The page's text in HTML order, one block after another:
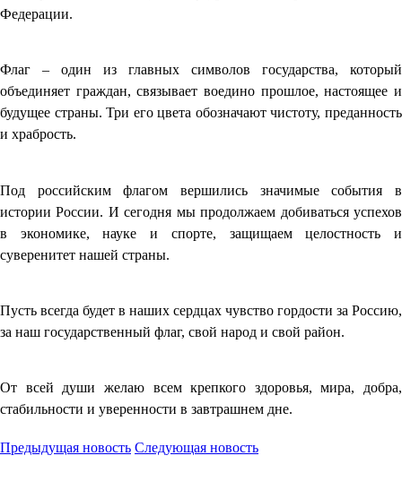
Федерации.
Флаг – один из главных символов государства, который
объединяет граждан, связывает воедино прошлое, настоящее и
будущее страны. Три его цвета обозначают чистоту, преданность
и храбрость.
Под российским флагом вершились значимые события в
истории России. И сегодня мы продолжаем добиваться успехов
в экономике, науке и спорте, защищаем целостность и
суверенитет нашей страны.
Пусть всегда будет в наших сердцах чувство гордости за Россию,
за наш государственный флаг, свой народ и свой район.
От всей души желаю всем крепкого здоровья, мира, добра,
стабильности и уверенности в завтрашнем дне.
Предыдущая новость Следующая новость